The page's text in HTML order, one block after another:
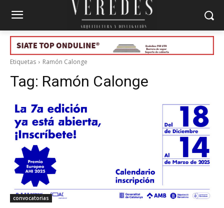
Etiquetas Ramón Calonge
Tag: Ramón Calonge
convocatorias